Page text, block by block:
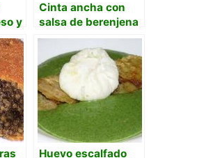
y
Cinta ancha con
salsa de berenjena
y atún
Huevo escalfado